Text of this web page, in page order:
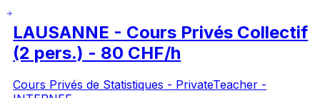
LAUSANNE - Cours Privés Collectif
(2 pers.) - 80 CHF/h
Cours Privés de Statistiques - PrivateTeacher -